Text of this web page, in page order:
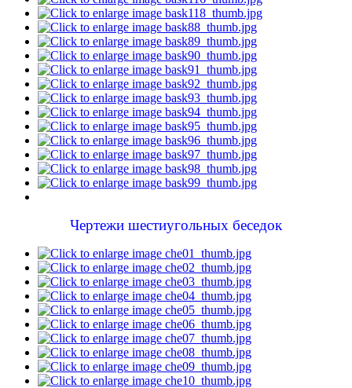
Чертежи шестиугольных беседок